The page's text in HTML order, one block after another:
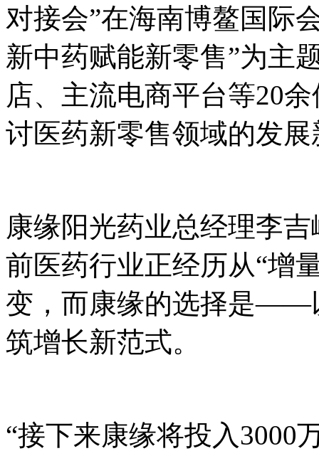
对接会”在海南博鳌国际
新中药赋能新零售”为主
店、主流电商平台等20
讨医药新零售领域的发
康缘阳光药业总经理李
前医药行业正经历从“增
变，而康缘的选择是——
筑增长新范式。
“接下来康缘将投入3000